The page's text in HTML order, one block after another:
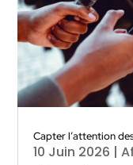
Capter l’attention
10 Juin 2026 |